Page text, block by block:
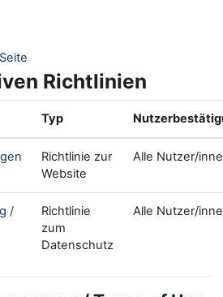
Richtlinien
Typ
Richtlinie zur
Website
Alle Nutzer/
/
Richtlinie
zum
Datenschutz
Alle Nutzer/